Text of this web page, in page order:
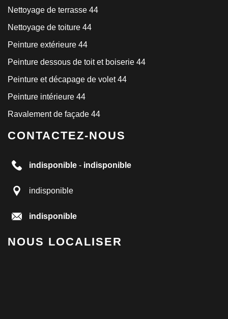
Nettoyage de terrasse 44
Nettoyage de toiture 44
Peinture extérieure 44
Peinture dessous de toit et boiserie 44
Peinture et décapage de volet 44
Peinture intérieure 44
Ravalement de façade 44
CONTACTEZ-NOUS
indisponible - indisponible
indisponible
indisponible
NOUS LOCALISER